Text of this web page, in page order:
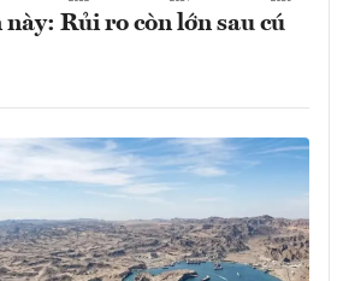
Rủi ro còn lớn sau cú